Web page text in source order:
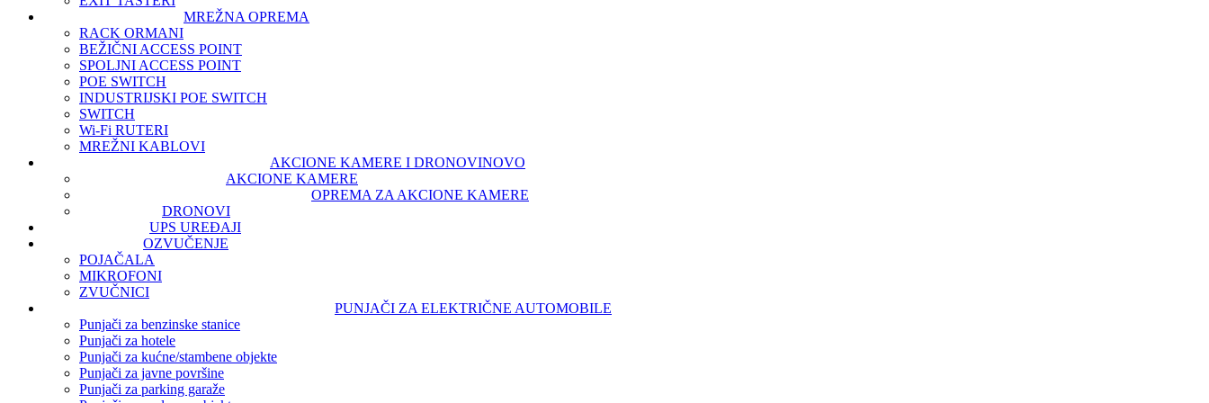
MREŽNA OPREMA
RACK ORMANI
BEŽIČNI ACCESS POINT
SPOLJNI ACCESS POINT
POE SWITCH
INDUSTRIJSKI POE SWITCH
SWITCH
Wi-Fi RUTERI
MREŽNI KABLOVI
AKCIONE KAMERE I DRONOVINOVO
AKCIONE KAMERE
OPREMA ZA AKCIONE KAMERE
DRONOVI
UPS UREĐAJI
OZVUČENJE
POJAČALA
MIKROFONI
ZVUČNICI
PUNJAČI ZA ELEKTRIČNE AUTOMOBILE
Punjači za benzinske stanice
Punjači za hotele
Punjači za kućne/stambene objekte
Punjači za javne površine
Punjači za parking garaže